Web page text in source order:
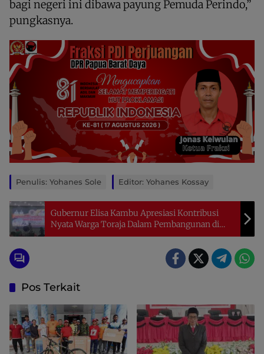
bagi negeri ini dibawa payung Pemuda Perindo,”
pungkasnya.
Penulis: Yohanes Sole Editor: Yohanes Kossay
Gubernur Elisa Kambu Apresiasi Kontribusi
Nyata Warga Toraja Dalam Pembangunan di
Papua Barat Daya
Pos Terkait